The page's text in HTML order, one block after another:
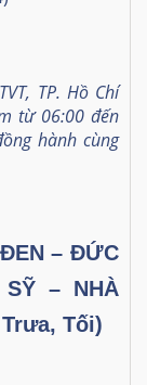
TP. Hồ Chí
từ 06:00 đến
hành cùng
– ĐỨC
– NHÀ
Tối)